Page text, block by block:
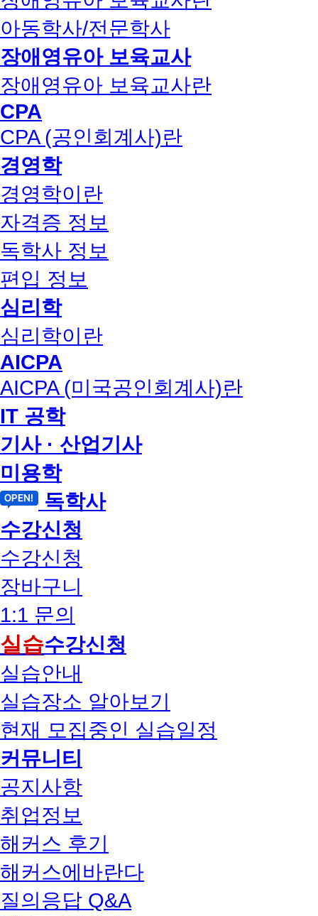
아동학사/전문학사
장애영유아 보육교사
장애영유아 보육교사란
CPA
CPA (공인회계사)란
경영학
경영학이란
자격증 정보
독학사 정보
편입 정보
심리학
심리학이란
AICPA
AICPA (미국공인회계사)란
IT 공학
기사 · 산업기사
미용학
독학사
수강신청
수강신청
장바구니
1:1 문의
실습수강신청
실습안내
실습장소 알아보기
현재 모집중인 실습일정
커뮤니티
공지사항
취업정보
해커스 후기
해커스에바란다
질의응답 Q&A